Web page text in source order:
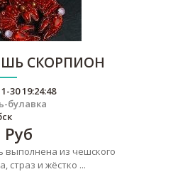
СКОРПИОН
30 19:24:48
булавка
Руб
выполнена из чешского
страз и жёстко ...